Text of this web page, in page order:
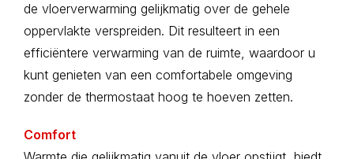
de vloerverwarming gelijkmatig over de gehele
oppervlakte verspreiden. Dit resulteert in een
efficiëntere verwarming van de ruimte, waardoor u
kunt genieten van een comfortabele omgeving
zonder de thermostaat hoog te hoeven zetten.
Comfort